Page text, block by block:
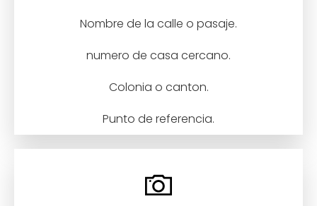
Nombre de la calle o pasaje.
numero de casa cercano.
Colonia o canton.
Punto de referencia.